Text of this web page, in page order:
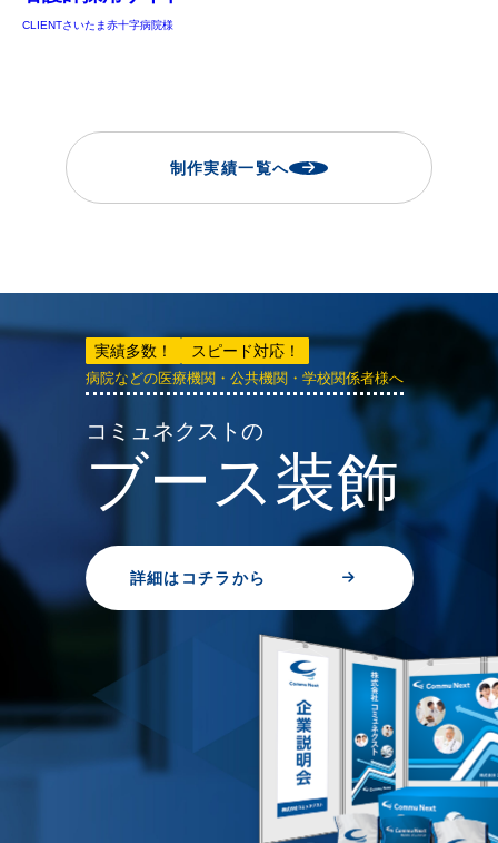
CLIENTさいたま赤十字病院様
制作実績一覧へ
実績多数！ スピード対応！
病院などの医療機関・公共機関・学校関係者様へ
コミュネクストの
ブース装飾
詳細はコチラから